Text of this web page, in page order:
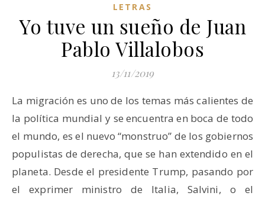
LETRAS
Yo tuve un sueño de Juan
Pablo Villalobos
13/11/2019
La migración es uno de los temas más calientes de
la política mundial y se encuentra en boca de todo
el mundo, es el nuevo “monstruo” de los gobiernos
populistas de derecha, que se han extendido en el
planeta. Desde el presidente Trump, pasando por
el exprimer ministro de Italia, Salvini, o el